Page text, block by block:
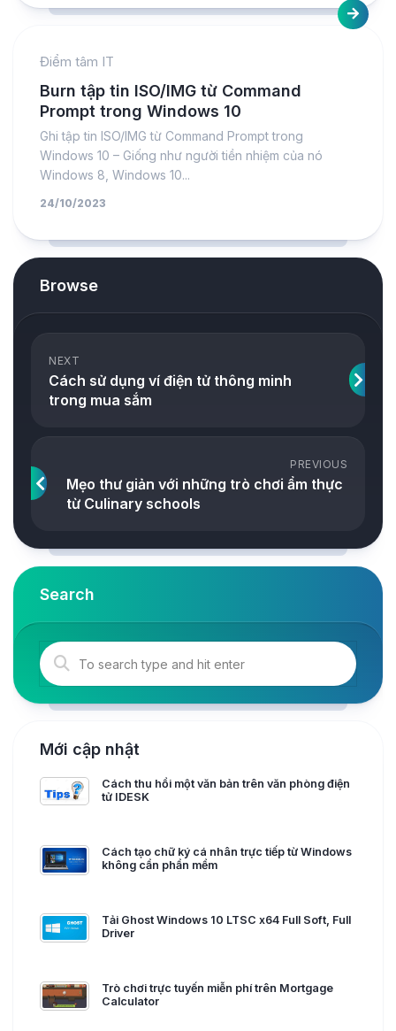
Điểm tâm IT
Burn tập tin ISO/IMG từ Command
Prompt trong Windows 10
Ghi tập tin ISO/IMG từ Command Prompt trong
Windows 10 – Giống như người tiền nhiệm của nó
Windows 8, Windows 10...
24/10/2023
Browse
NEXT
Cách sử dụng ví điện tử thông minh
trong mua sắm
PREVIOUS
Mẹo thư giản với những trò chơi ẩm thực
từ Culinary schools
Search
Mới cập nhật
Cách thu hồi một văn bản trên văn phòng điện
tử IDESK
Cách tạo chữ ký cá nhân trực tiếp từ Windows
không cần phần mềm
Tải Ghost Windows 10 LTSC x64 Full Soft, Full
Driver
Trò chơi trực tuyến miễn phí trên Mortgage
Calculator